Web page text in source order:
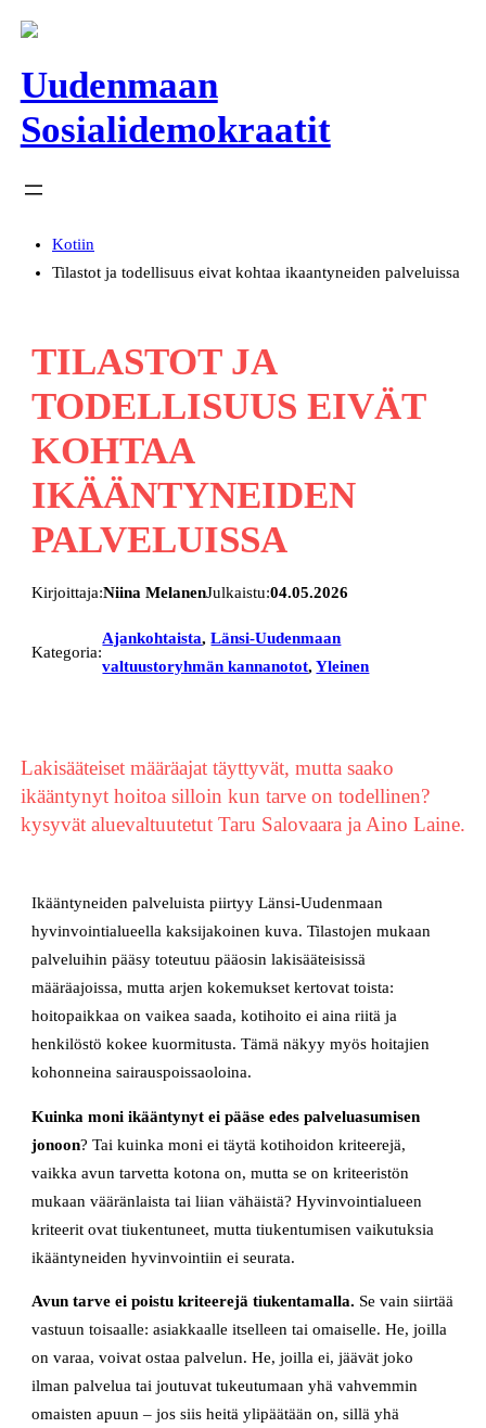
Siirry
Uudenmaan
Sosialidemokraatit
Kotiin
Tilastot ja todellisuus eivat kohtaa ikaantyneiden palveluissa
TILASTOT JA
TODELLISUUS EIVÄT
KOHTAA
IKÄÄNTYNEIDEN
PALVELUISSA
Kirjoittaja:Niina MelanenJulkaistu:04.05.2026
Kategoria:
Ajankohtaista, Länsi-Uudenmaan
valtuustoryhmän kannanotot, Yleinen
Lakisääteiset määräajat täyttyvät, mutta saako
ikääntynyt hoitoa silloin kun tarve on todellinen?
kysyvät aluevaltuutetut Taru Salovaara ja Aino Laine.
Ikääntyneiden palveluista piirtyy Länsi-Uudenmaan
hyvinvointialueella kaksijakoinen kuva. Tilastojen mukaan
palveluihin pääsy toteutuu pääosin lakisääteisissä
määräajoissa, mutta arjen kokemukset kertovat toista:
hoitopaikkaa on vaikea saada, kotihoito ei aina riitä ja
henkilöstö kokee kuormitusta. Tämä näkyy myös hoitajien
kohonneina sairauspoissaoloina.
Kuinka moni ikääntynyt ei pääse edes palveluasumisen
jonoon? Tai kuinka moni ei täytä kotihoidon kriteerejä,
vaikka avun tarvetta kotona on, mutta se on kriteeristön
mukaan vääränlaista tai liian vähäistä? Hyvinvointialueen
kriteerit ovat tiukentuneet, mutta tiukentumisen vaikutuksia
ikääntyneiden hyvinvointiin ei seurata.
Avun tarve ei poistu kriteerejä tiukentamalla. Se vain siirtää
vastuun toisaalle: asiakkaalle itselleen tai omaiselle. He, joilla
on varaa, voivat ostaa palvelun. He, joilla ei, jäävät joko
ilman palvelua tai joutuvat tukeutumaan yhä vahvemmin
omaisten apuun – jos siis heitä ylipäätään on, sillä yhä